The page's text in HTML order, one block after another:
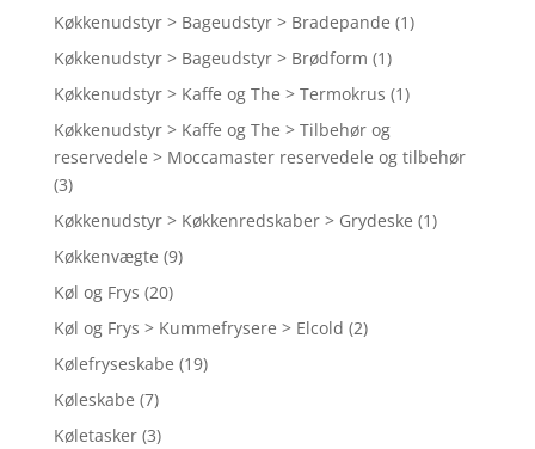
Køkkenudstyr > Bageudstyr > Bradepande (1)
Køkkenudstyr > Bageudstyr > Brødform (1)
Køkkenudstyr > Kaffe og The > Termokrus (1)
Køkkenudstyr > Kaffe og The > Tilbehør og
reservedele > Moccamaster reservedele og tilbehør
(3)
Køkkenudstyr > Køkkenredskaber > Grydeske (1)
Køkkenvægte (9)
Køl og Frys (20)
Køl og Frys > Kummefrysere > Elcold (2)
Kølefryseskabe (19)
Køleskabe (7)
Køletasker (3)